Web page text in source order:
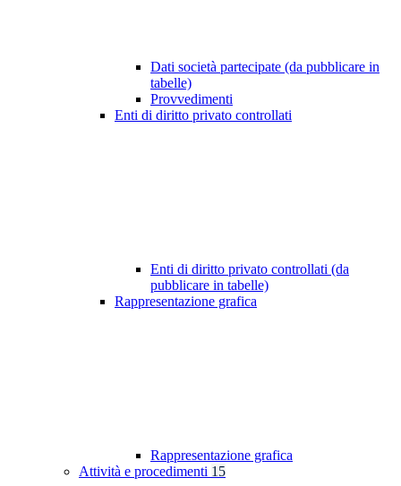
Dati società partecipate (da pubblicare in
tabelle)
Provvedimenti
Enti di diritto privato controllati
Enti di diritto privato controllati (da
pubblicare in tabelle)
Rappresentazione grafica
Rappresentazione grafica
Attività e procedimenti 15